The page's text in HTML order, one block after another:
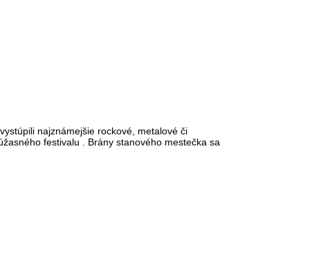
najznámejšie rockové, metalové či
festivalu . Brány stanového mestečka sa